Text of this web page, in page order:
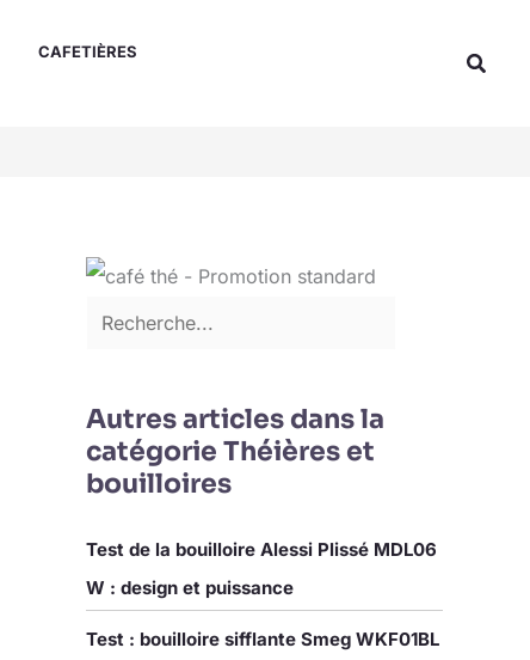
CAFETIÈRES
Autres articles dans la
catégorie Théières et
bouilloires
Test de la bouilloire Alessi Plissé MDL06
W : design et puissance
Test : bouilloire sifflante Smeg WKF01BL